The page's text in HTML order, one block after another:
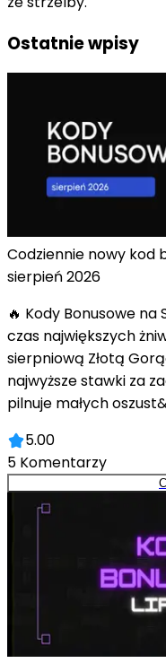
Ostatnie wpisy
Codziennie nowy kod
sierpień 2026
🔥 Kody Bonusowe na
czas największych
sierpniową Złotą
najwyższe stawki za
pilnuje małych
5.00
5 Komentarzy